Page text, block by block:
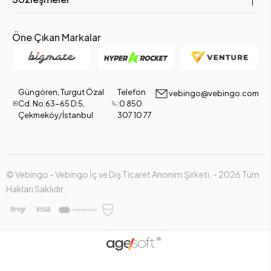
kumaşın sunduğu avantajlar şunlardır:
Hava geçirgen yapısı sayesinde terlemeyi önler
Yumuşak dokusu ile cilt dostudur
Doğal yapısı sayesinde uzun süreli kullanımda rahatsızlık
vermez
Miniboni emzirme örtüsü
, geniş yapısı sayesinde anneye yeterli
mahremiyet sunar. Ayarlanabilir askı yapısı, örtünün sabit durmasını
sağlar ve emzirme sırasında kayma yapmasını engeller.
etkilenmeden emzirme deneyimini sürdürebilir.
Öne Çıkan Markalar
Güngören, Turgut Özal
Cd. No:63-65 D:5,
Çekmeköy/İstanbul
Telefon
:0 850
307 10 77
vebingo@vebingo.com
© Vebingo - Vebingo İç ve Dış Ticaret Anonim Şirketi. - 2026 Tüm
Hakları Saklıdır.